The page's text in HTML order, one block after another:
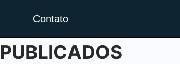
Contato
PUBLICADOS